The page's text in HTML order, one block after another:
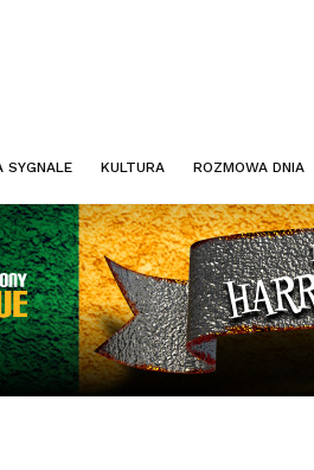
SYGNALE KULTURA ROZMOWA DNIA